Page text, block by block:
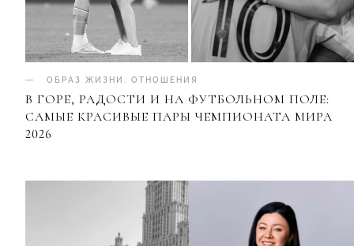
ОБРАЗ ЖИЗНИ ОТНОШЕНИЯ
В ГОРЕ, РАДОСТИ И НА ФУТБОЛЬНОМ ПОЛЕ:
САМЫЕ КРАСИВЫЕ ПАРЫ ЧЕМПИОНАТА МИРА
2026